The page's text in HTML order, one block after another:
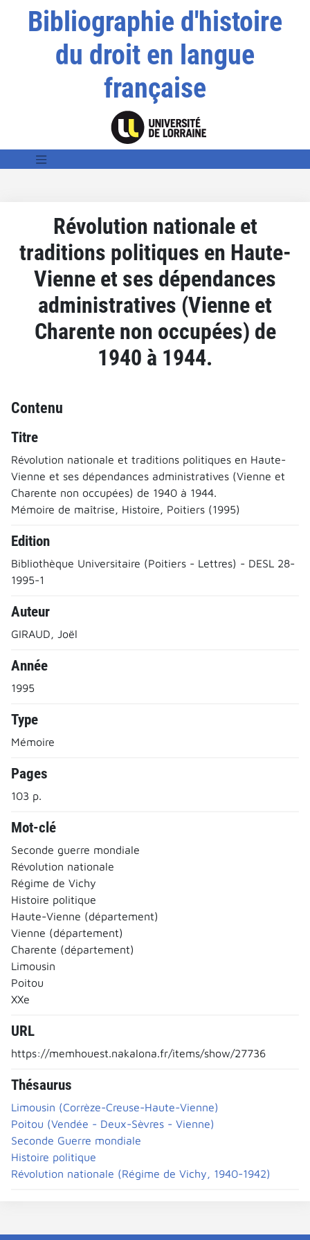
Bibliographie d'histoire
du droit en langue
française
Révolution nationale et
traditions politiques en Haute-
Vienne et ses dépendances
administratives (Vienne et
Charente non occupées) de
1940 à 1944.
Contenu
Titre
Révolution nationale et traditions politiques en Haute-
Vienne et ses dépendances administratives (Vienne et
Charente non occupées) de 1940 à 1944.
Mémoire de maîtrise, Histoire, Poitiers (1995)
Edition
Bibliothèque Universitaire (Poitiers - Lettres) - DESL 28-
1995-1
Auteur
GIRAUD, Joël
Année
1995
Type
Mémoire
Pages
103 p.
Mot-clé
Seconde guerre mondiale
Révolution nationale
Régime de Vichy
Histoire politique
Haute-Vienne (département)
Vienne (département)
Charente (département)
Limousin
Poitou
XXe
URL
https://memhouest.nakalona.fr/items/show/27736
Thésaurus
Limousin (Corrèze-Creuse-Haute-Vienne)
Poitou (Vendée - Deux-Sèvres - Vienne)
Seconde Guerre mondiale
Histoire politique
Révolution nationale (Régime de Vichy, 1940-1942)